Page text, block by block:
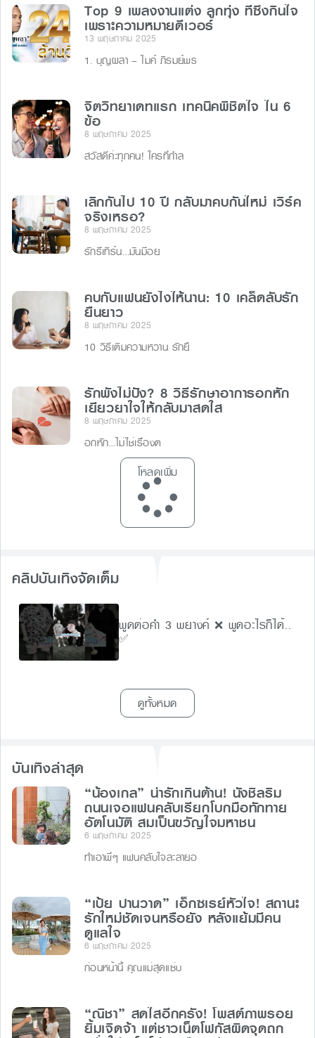
Top 9 เพลงงานแต่ง ลูกทุ่ง ที่ซึ้งกินใจ
เพราะความหมายดีเวอร์
13 พฤษภาคม 2025
1. บุญผลา – ไมค์ ภิรมย์พร
จิตวิทยาเดทแรก เทคนิคพิชิตใจ ใน 6
ข้อ
8 พฤษภาคม 2025
สวัสดีค่ะทุกคน! ใครที่กำล
เลิกกันไป 10 ปี กลับมาคบกันใหม่ เวิร์ค
จริงเหรอ?
8 พฤษภาคม 2025
รักรีเทิร์น…มันมีอย
คบกับแฟนยังไงให้นาน: 10 เคล็ดลับรัก
ยืนยาว
8 พฤษภาคม 2025
10 วิธีเติมความหวาน รักยื
รักพังไม่ปัง? 8 วิธีรักษาอาการอกหัก
เยียวยาใจให้กลับมาสดใส
8 พฤษภาคม 2025
อกหัก…ไม่ใช่เรื่องต
โหลดเพิ่ม
คลิปบันเทิงจัดเต็ม
พูดต่อคำ 3 พยางค์ ❌ พูดอะไรก็ได้..
✅
ดูทั้งหมด
บันเทิงล่าสุด
“น้องเกล” น่ารักเกินต้าน! นั่งชิลริม
ถนนเจอแฟนคลับเรียกโบกมือทักทาย
อัตโนมัติ สมเป็นขวัญใจมหาชน
6 พฤษภาคม 2025
ทำเอาพี่ๆ แฟนคลับใจละลายอ
“เป้ย ปานวาด” เอ็กซเรย์หัวใจ! สถานะ
รักใหม่ชัดเจนหรือยัง หลังแย้มมีคน
ดูแลใจ
6 พฤษภาคม 2025
ก่อนหน้านี้ คุณแม่สุดแซ่บ
“ณิชา” สดใสอีกครั้ง! โพสต์ภาพรอย
ยิ้มเจิดจ้า แต่ชาวเน็ตโฟกัสผิดจุดถก